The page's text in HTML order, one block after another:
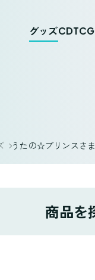
グッズCD
うたの☆プリンスさま
商品を